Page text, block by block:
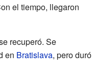
el tiempo, llegaron
recuperó. Se
en Bratislava, pero duró